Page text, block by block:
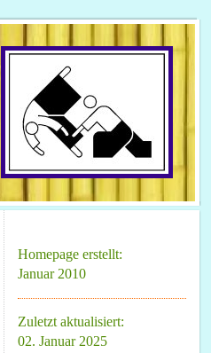
Homepage erstellt:
Januar 2010
Zuletzt aktualisiert:
02. Januar 2025